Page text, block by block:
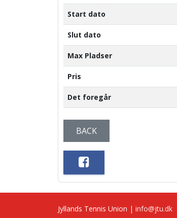
Start dato
Slut dato
Max Pladser
Pris
Det foregår
BACK
Jyllands Tennis Union | info@jtu.dk